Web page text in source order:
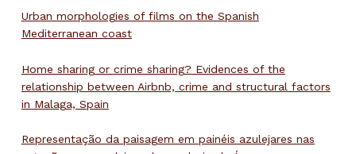
Urban morphologies of films on the Spanish
Mediterranean coast
Home sharing or crime sharing? Evidences of the
relationship between Airbnb, crime and structural factors
in Malaga, Spain
Representação da paisagem em painéis azulejares nas